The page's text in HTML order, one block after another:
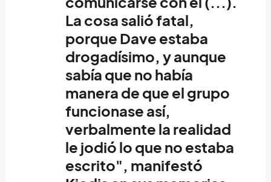
La cosa salió fatal,
porque Dave estaba
drogadísimo, y aunque
sabía que no había
manera de que el grupo
funcionase así,
verbalmente la realidad
le jodió lo que no estaba
escrito", manifestó